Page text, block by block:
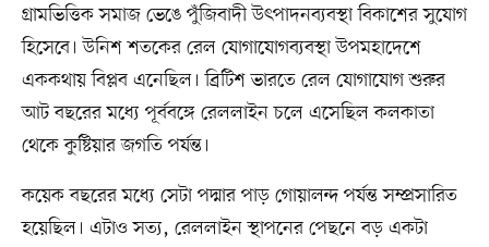
গ্রামভিত্তিক সমাজ ভেঙে পুঁজিবাদী উৎপাদনব্যবস্থা বিকাশের সুযোগ
হিসেবে। উনিশ শতকের রেল যোগাযোগব্যবস্থা উপমহাদেশে
এককথায় বিপ্লব এনেছিল। ব্রিটিশ ভারতে রেল যোগাযোগ শুরুর
আট বছরের মধ্যে পূর্ববঙ্গে রেললাইন চলে এসেছিল কলকাতা
থেকে কুষ্টিয়ার জগতি পর্যন্ত।
কয়েক বছরের মধ্যে সেটা পদ্মার পাড় গোয়ালন্দ পর্যন্ত সম্প্রসারিত
হয়েছিল। এটাও সত্য, রেললাইন স্থাপনের পেছনে বড় একটা